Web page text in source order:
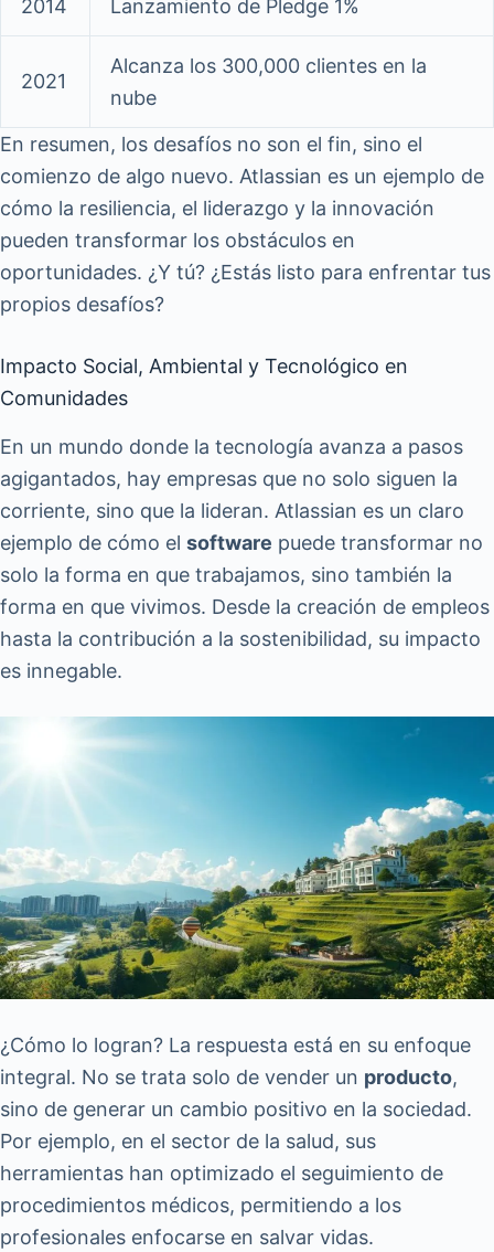
2014 Lanzamiento de Pledge 1%
2021
Alcanza los 300,000 clientes en la
nube
En resumen, los desafíos no son el fin, sino el
comienzo de algo nuevo. Atlassian es un ejemplo de
cómo la resiliencia, el liderazgo y la innovación
pueden transformar los obstáculos en
oportunidades. ¿Y tú? ¿Estás listo para enfrentar tus
propios desafíos?
Impacto Social, Ambiental y Tecnológico en
Comunidades
En un mundo donde la tecnología avanza a pasos
agigantados, hay empresas que no solo siguen la
corriente, sino que la lideran. Atlassian es un claro
ejemplo de cómo el software puede transformar no
solo la forma en que trabajamos, sino también la
forma en que vivimos. Desde la creación de empleos
hasta la contribución a la sostenibilidad, su impacto
es innegable.
¿Cómo lo logran? La respuesta está en su enfoque
integral. No se trata solo de vender un producto,
sino de generar un cambio positivo en la sociedad.
Por ejemplo, en el sector de la salud, sus
herramientas han optimizado el seguimiento de
procedimientos médicos, permitiendo a los
profesionales enfocarse en salvar vidas.